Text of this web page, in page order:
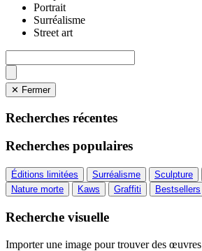
Portrait
Surréalisme
Street art
✕ Fermer
Recherches récentes
Recherches populaires
Éditions limitées Surréalisme Sculpture
Nature morte
Kaws Graffiti Bestsellers
Recherche visuelle
Importer une image pour trouver des